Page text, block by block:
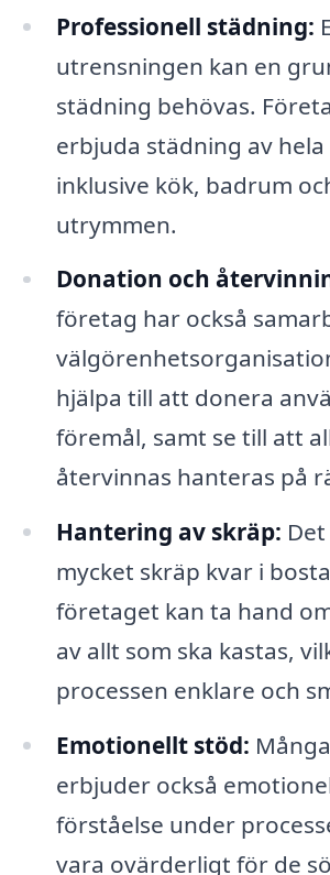
Professionell städning:
utrensningen kan en
städning behövas.
erbjuda städning av
inklusive kök, badrum
utrymmen.
Donation och
företag har också
hjälpa till att donera
föremål, samt se till att
återvinnas hanteras på
Hantering av skräp:
mycket skräp kvar i
företaget kan ta hand
av allt som ska kastas,
processen enklare och
Emotionellt stöd:
erbjuder också
förståelse under
vara ovärderligt för de